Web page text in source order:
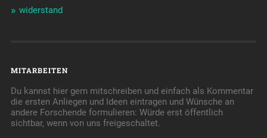
widerstand
MITARBEITEN
Du kannst hier gern mitschreiben und einfach als Kommentar
die ersten Anliegen und Ideen eintragen und Wünsche an
andere Forschende formulieren: Würde erst öffentlich
sichtbar, wenn von uns freigeschaltet.